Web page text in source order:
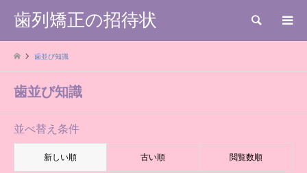
歯列矯正の招待状 検索
歯並び知識
歯並び知識
並べ替え条件
新しい順 古い順 閲覧数順